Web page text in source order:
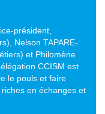
président,
Nelson TAPARE-
et Philomène
CCISM est
le pouls et faire
en échanges et